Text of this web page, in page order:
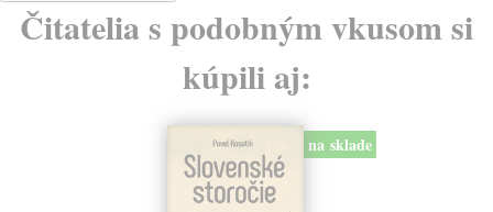
Čitatelia s podobným vkusom si
kúpili aj:
na sklade